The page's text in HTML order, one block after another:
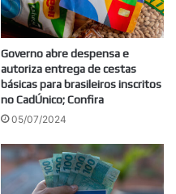
Governo abre despensa e
autoriza entrega de cestas
básicas para brasileiros inscritos
no CadÚnico; Confira
05/07/2024